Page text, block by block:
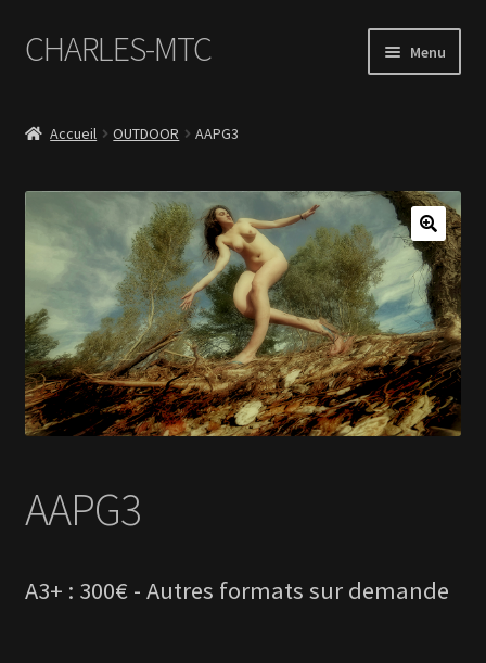
Aller
à
navigation
Aller
au
CHARLES-MTC Menu
Le Book Portfolio
Contact
Accueil OUTDOOR AAPG3